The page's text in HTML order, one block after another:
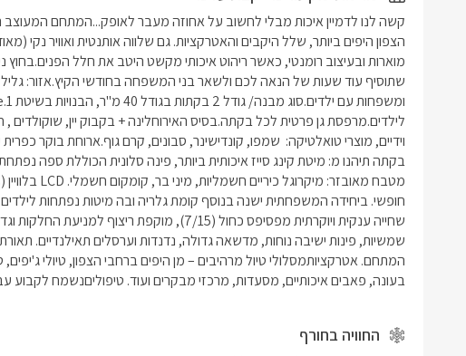
לצד המטבחון ניצבת
הסוויטה, וסלון
גדולים ברמה הגבוה
בחדר הרחצה החדיש
זוגי עם זכוכית
בטון הייטקיסטי. שם
ומגבות רכות במיוחד.
לסוויטה ג'קוזי פרטי
נמצאת במפלס
לאוקטובר) והמפנקת
בעונה, פאבים איכותיים, מסעדות, מרכזי מבקרים ועוד. טיפוליםנשמח לקבוע
החוויה בחורף